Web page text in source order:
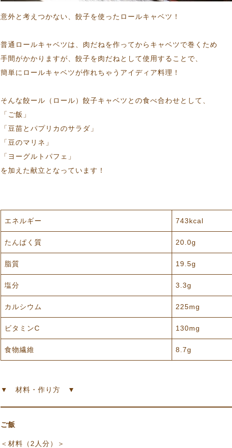
意外と考えつかない、餃子を使ったロールキャベツ！
普通ロールキャベツは、肉だねを作ってからキャベツで巻くため
手間がかかりますが、餃子を肉だねとして使用することで、
簡単にロールキャベツが作れちゃうアイディア料理！
そんな餃ール（ロール）餃子キャベツとの食べ合わせとして、
「ご飯」
「豆苗とパプリカのサラダ」
「豆のマリネ」
「ヨーグルトパフェ」
を加えた献立となっています！
エネルギー 743kcal
たんぱく質 20.0g
脂質 19.5g
塩分 3.3g
カルシウム 225mg
ビタミンC 130mg
食物繊維 8.7g
▼ 材料・作り方 ▼
ご飯
＜材料（2人分）＞